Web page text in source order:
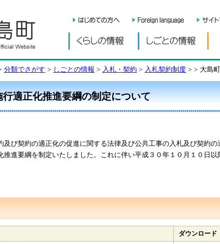
くらしの情報 し
分類でさがす > しごとの情報 > 入札・契約 > 入札契約制度 > > 大島
適正化推進要綱の制定について
び契約の適正化の促進に関する法律及び公共工事の入札及び契約
推進要綱を制定いたしました。これに伴い平成３０年１０月１０日
ダウンロード